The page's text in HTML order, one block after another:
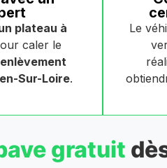
plateau à
caler le
enlèvement
Sur-Loire.
Le
gratuit